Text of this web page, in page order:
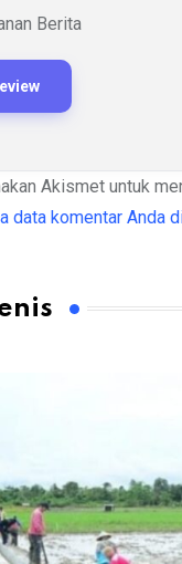
Berita
Akismet untuk
data komentar Anda